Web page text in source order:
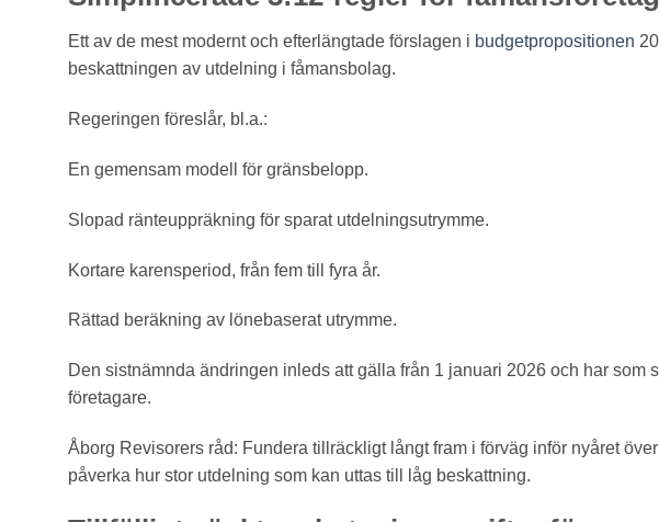
Ett av de mest modernt och efterlängtade förslagen i budgetpropositionen
beskattningen av utdelning i fåmansbolag.
Regeringen föreslår, bl.a.:
En gemensam modell för gränsbelopp.
Slopad ränteuppräkning för sparat utdelningsutrymme.
Kortare karensperiod, från fem till fyra år.
Rättad beräkning av lönebaserat utrymme.
Den sistnämnda ändringen inleds att gälla från 1 januari 2026 och har som
företagare.
Åborg Revisorers råd: Fundera tillräckligt långt fram i förväg inför nyåret
påverka hur stor utdelning som kan uttas till låg beskattning.